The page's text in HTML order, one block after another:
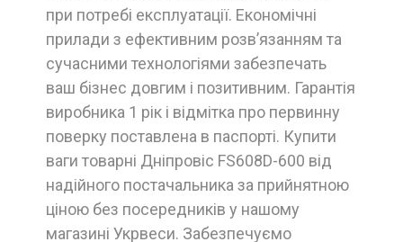
при потребі експлуатації. Економічні
прилади з ефективним розв’язанням та
сучасними технологіями забезпечать
ваш бізнес довгим і позитивним. Гарантія
виробника 1 рік і відмітка про первинну
поверку поставлена в паспорті. Купити
ваги товарні Дніпровіс FS608D-600 від
надійного постачальника за прийнятною
ціною без посередників у нашому
магазині Укрвеси. Забезпечуємо